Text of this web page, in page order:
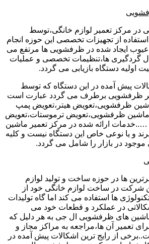
در مرکز تعمیر لوازم خانگی،توسط
استفاده از تجهیزات تخصصی این حوزه انجام
عیوب ایجاد شده در ظرفشویی ها مرتفع می
گردگیری ها،تنظیمات تخصصی و عملیات
اولیه دستگاه بازیابی می گردد.
پیش آمده در این دستگاه که توسط
ظرفشویی برطرف می گردد عبارت است
ظرفشویی،تعویض هیتر،تعویض پمپ
ماشین ظرفشویی،تعویض ترموستات،تعویض
ارائه شده در مرکز تعمیر ماشین
و یا نوعی خاص این دستگاه نیست و کلیه
در بازار را شامل می گردد.
ها در حوزه ساخت و تولید لوازم
شرکت در ساخت لوازم خانگی خود از
ها استفاده می کند اما گاه تولیدات
در عملکرد و قطعات خود می
های ظرفشویی ال جی به هر دلیل که
برای تعمیر آن ها،مراجعه به مراکز مجاز و
از رایج ترین اشکالات پیش آمده در